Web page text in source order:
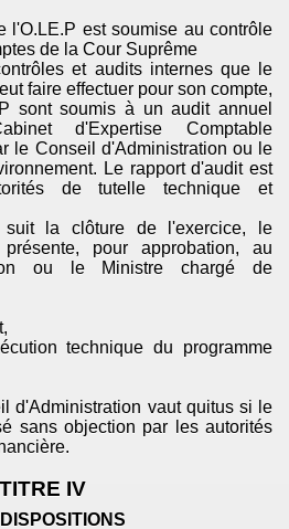
l'O.LE.P est soumise au contrôle
de la Cour Suprême
et audits internes que le
faire effectuer pour son compte,
sont soumis à un audit annuel
d'Expertise Comptable
le Conseil d'Administration ou le
Le rapport d'audit est
de tutelle technique et
la clôture de l'exercice, le
pour approbation, au
ou le Ministre chargé de
technique du programme
d'Administration vaut quitus si le
sans objection par les autorités
TITRE IV